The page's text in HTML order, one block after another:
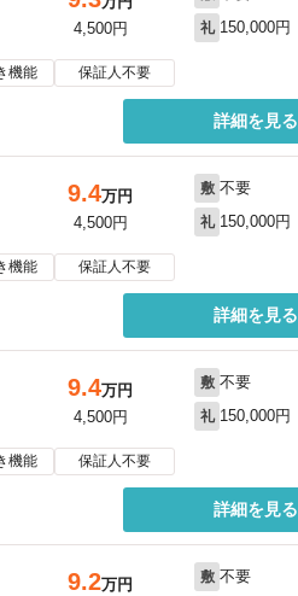
4,500円
礼 150,000円
機能 保証人不要
詳細を見る
9.4万円
4,500円
敷 不要
礼 150,000円
機能 保証人不要
詳細を見る
9.4万円
4,500円
敷 不要
礼 150,000円
機能 保証人不要
詳細を見る
9.2万円
敷 不要